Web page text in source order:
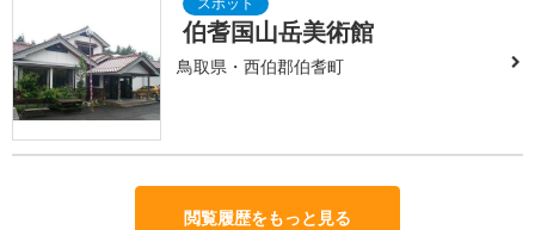
伯耆国山岳美術館
鳥取県・西伯郡伯耆町
閲覧履歴をもっと見る